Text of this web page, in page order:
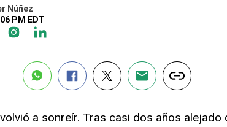
Núñez
PM EDT
a sonreír. Tras casi dos años alejado